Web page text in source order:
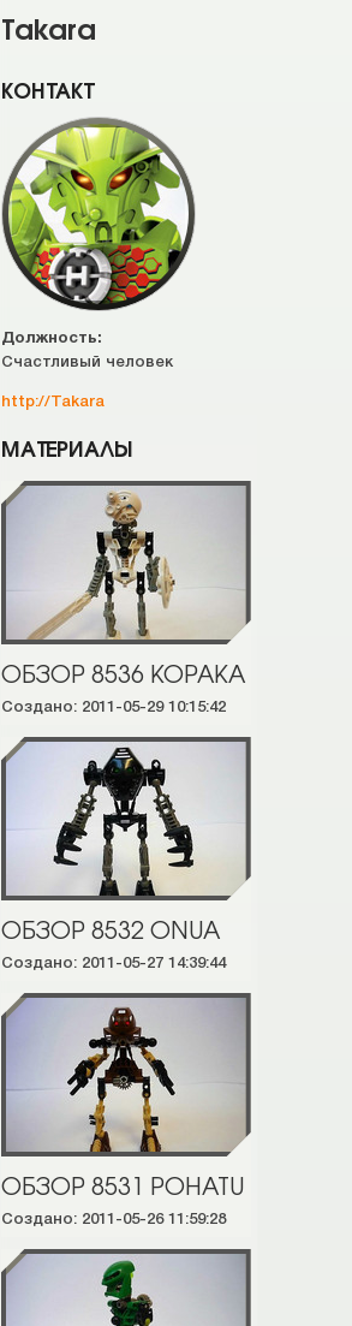
Takara
КОНТАКТ
Должность:
Счастливый человек
http://Takara
МАТЕРИАЛЫ
ОБЗОР 8536 KOPAKA
Создано: 2011-05-29 10:15:42
ОБЗОР 8532 ONUA
Создано: 2011-05-27 14:39:44
ОБЗОР 8531 POHATU
Создано: 2011-05-26 11:59:28